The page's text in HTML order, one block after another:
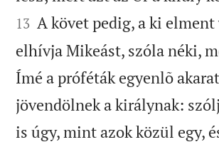
13 A követ pedig, a ki
elhívja Mikeást, szóla néki,
Ímé a próféták egyenlõ
jövendölnek a királynak:
is úgy, mint azok közül egy,